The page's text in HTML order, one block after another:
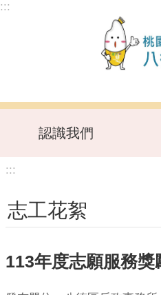
跳到主要內容區塊
:::
認識我們
:::
志工花絮
113年度志願服務獎